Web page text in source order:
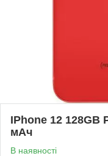
IPhone 12 128GB
мАч
В наявності